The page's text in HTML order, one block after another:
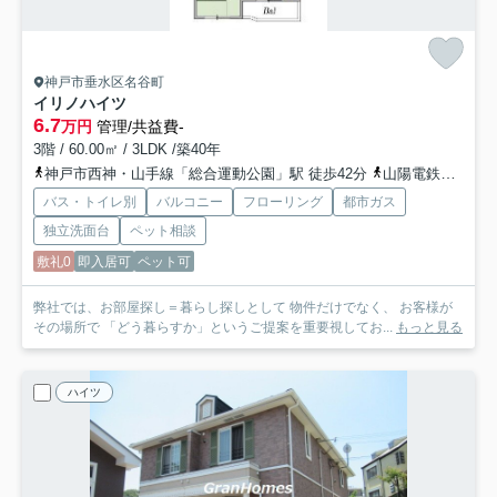
神戸市垂水区名谷町
イリノハイツ
6.7万円 管理/共益費-
3階 / 60.00㎡ / 3LDK /築40年
神戸市西神・山手線「総合運動公園」駅 徒歩42分
山陽電鉄本線「山陽塩屋」駅 徒歩51分
バス・トイレ別 バルコニー フローリング
都市ガス
独立洗面台
ペット相談
敷礼0 即入居可 ペット可
弊社では、お部屋探し＝暮らし探しとして 物件だけでなく、 お客様が
その場所で 「どう暮らすか」というご提案を重要視してお... もっと見る
ハイツ